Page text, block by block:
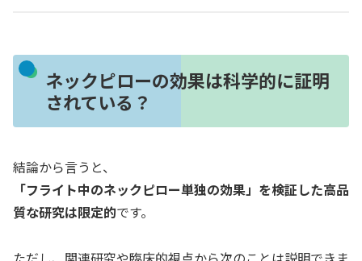
ネックピローの効果は科学的に証明
されている？
結論から言うと、
「フライト中のネックピロー単独の効果」を検証した高品
質な研究は限定的です。